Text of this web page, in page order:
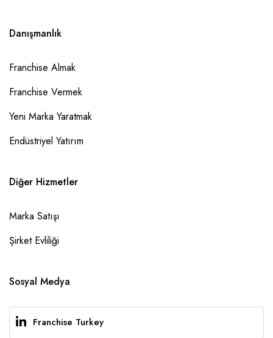
Danışmanlık
Franchise Almak
Franchise Vermek
Yeni Marka Yaratmak
Endüstriyel Yatırım
Diğer Hizmetler
Marka Satışı
Şirket Evliliği
Sosyal Medya
Franchise Turkey